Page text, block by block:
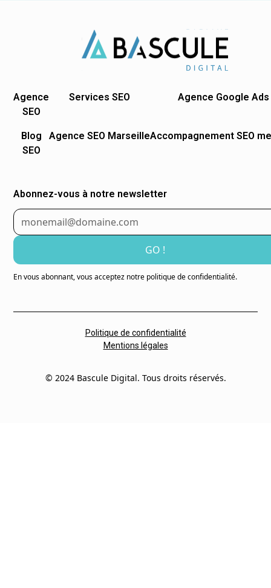
Agence
SEO
Services SEO Agence Google Ads
Blog
SEO
Agence SEO MarseilleAccompagnement SEO
Abonnez-vous à notre newsletter
En vous abonnant, vous acceptez notre politique de confidentialité.
Politique de confidentialité
Mentions légales
© 2024 Bascule Digital. Tous droits réservés.